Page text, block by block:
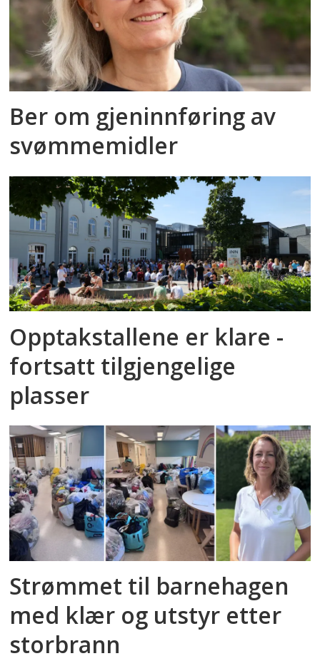
Ber om gjeninnføring av
svømmemidler
Opptakstallene er klare -
fortsatt tilgjengelige
plasser
Strømmet til barnehagen
med klær og utstyr etter
storbrann